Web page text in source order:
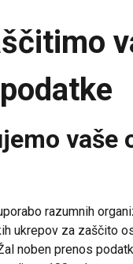
vaše
razumnih
ukrepov za zaščito
noben prenos